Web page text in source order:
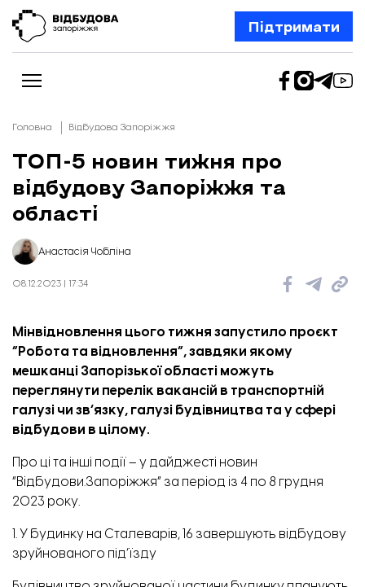
Підтримати
Новини
Відбудова Запоріжжя
Ексклюзив
Шлях додому
Відбудова. Життя
Про нас
Головна Відбудова Запоріжжя
ТОП-5 новин тижня про
відбудову Запоріжжя та
області
Анастасія Чобліна
08.12.2023 | 17:34
Мінвідновлення цього тижня запустило проєкт
“Робота та відновлення”, завдяки якому
мешканці Запорізької області можуть
переглянути перелік вакансій в транспортній
галузі чи зв’язку, галузі будівництва та у сфері
відбудови в цілому.
Про ці та інші події – у дайджесті новин
“Відбудови.Запоріжжя” за період із 4 по 8 грудня
2023 року.
1. У будинку на Сталеварів, 16 завершують відбудову
зруйнованого під’їзду